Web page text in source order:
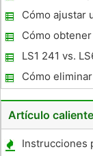
Cómo ajustar
Cómo
cilindros Ford
LS1 241 vs.
Cómo
Artículo caliente
Instrucciones